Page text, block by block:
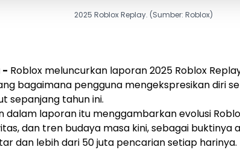
2025 Roblox Replay. (Sumber: Roblox)
- Roblox meluncurkan laporan2025 Roblox
bagaimana pengguna mengekspresikan diri
sepanjang tahun ini.
dalam laporan itu menggambarkan evolusi
dan tren budaya masa kini, sebagai buktinya
dan lebih dari 50 juta pencarian setiap harinya.